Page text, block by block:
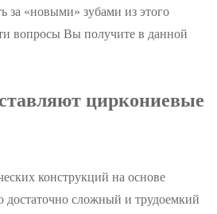
за «новыми» зубами из этого
вопросы Вы получите в данной
циркониевые
конструкций на основе
достаточно сложный и трудоемкий